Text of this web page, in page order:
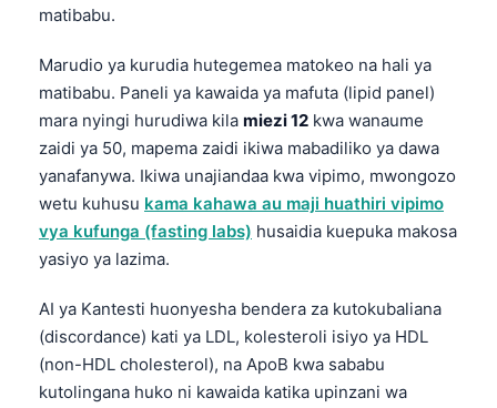
matibabu.
Marudio ya kurudia hutegemea matokeo na hali ya
matibabu. Paneli ya kawaida ya mafuta (lipid panel)
mara nyingi hurudiwa kila miezi 12 kwa wanaume
zaidi ya 50, mapema zaidi ikiwa mabadiliko ya dawa
yanafanywa. Ikiwa unajiandaa kwa vipimo, mwongozo
wetu kuhusu kama kahawa au maji huathiri vipimo
vya kufunga (fasting labs) husaidia kuepuka makosa
yasiyo ya lazima.
AI ya Kantesti huonyesha bendera za kutokubaliana
(discordance) kati ya LDL, kolesteroli isiyo ya HDL
(non-HDL cholesterol), na ApoB kwa sababu
kutolingana huko ni kawaida katika upinzani wa
O‘zbekcha
Қазақ тілі
Hrvatski
Slovenčina
پښتو
سنڌي
සිංහල
অসমীয়া